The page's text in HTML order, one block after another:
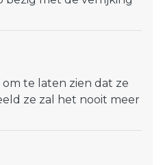
te laten zien dat ze
ze zal het nooit meer